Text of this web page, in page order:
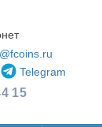
Telegram
15